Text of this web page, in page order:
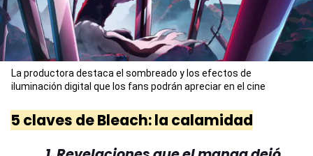
La productora destaca el sombreado y los efectos de
iluminación digital que los fans podrán apreciar en el cine
5 claves de Bleach: la calamidad